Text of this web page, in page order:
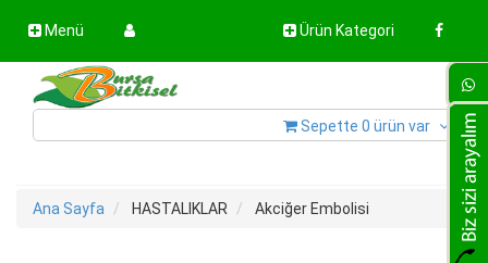
Menü Ürün Kategori
Sepette 0 ürün var
Ana Sayfa HASTALIKLAR Akciğer Embolisi